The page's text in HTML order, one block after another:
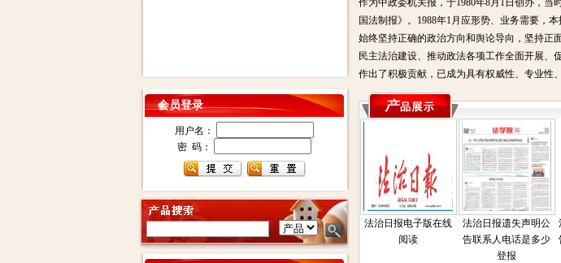
会员登录
用户名：
密 码：
作为中政委机关报，于1980年8月1日创办，当
国法制报》。1988年1月应形势、业务需要，
始终坚持正确的政治方向和舆论导向，坚持正
民主法治建设、推动政法各项工作全面开展、
作出了积极贡献，已成为具有权威性、专业性
法治日报电子版在线
阅读
法治日报遗失声明公
告联系人电话是多少
登报